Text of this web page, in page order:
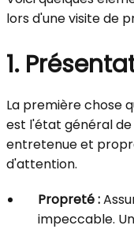
lors d'une visite de
1.
La première chose
est l'état général
entretenue et
d'attention.
Propreté :
impeccable.